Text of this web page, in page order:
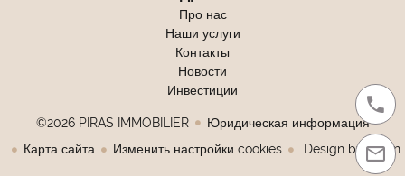
Про нас
Наши услуги
Контакты
Новости
Инвестиции
©2026 PIRAS IMMOBILIER
Юридическая информация
Карта сайта
Изменить настройки cookies Design byLivein